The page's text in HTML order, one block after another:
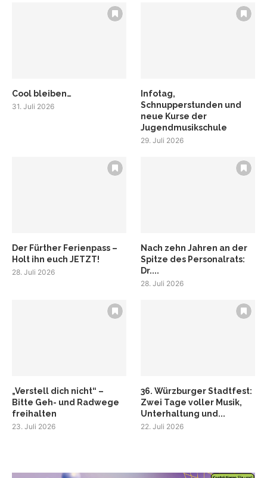
Cool bleiben…
31. Juli 2026
Infotag,
Schnupperstunden und
neue Kurse der
Jugendmusikschule
29. Juli 2026
Der Fürther Ferienpass –
Holt ihn euch JETZT!
28. Juli 2026
Nach zehn Jahren an der
Spitze des Personalrats:
Dr....
28. Juli 2026
„Verstell dich nicht“ –
Bitte Geh- und Radwege
freihalten
23. Juli 2026
36. Würzburger Stadtfest:
Zwei Tage voller Musik,
Unterhaltung und...
22. Juli 2026